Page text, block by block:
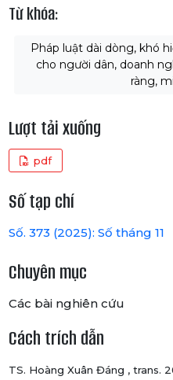
Từ khóa:
Pháp luật dài dòng, khó
cho người dân, doanh
ràng,
Lượt tải xuống
pdf
Số tạp chí
Số. 373 (2025): Số tháng 11
Chuyên mục
Các bài nghiên cứu
Cách trích dẫn
TS. Hoàng Xuân Đáng , trans.